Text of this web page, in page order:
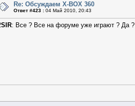
Re: Обсуждаем X-BOX 360
Ответ #423 : 04 Май 2010, 20:43
SIR: Все ? Все на форуме уже играют ? Да ?